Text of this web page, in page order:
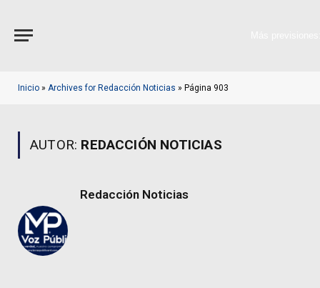
Inicio » Archives for Redacción Noticias » Página 903
AUTOR: REDACCIÓN NOTICIAS
Redacción Noticias